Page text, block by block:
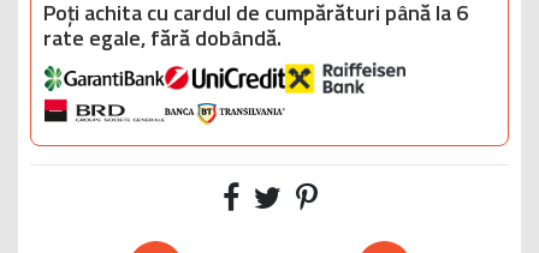
Poți achita cu cardul de cumpărături până la 6
rate egale, fără dobândă.